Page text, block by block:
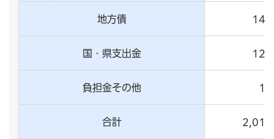
地方債
国・県支出金
負担金その他
合計